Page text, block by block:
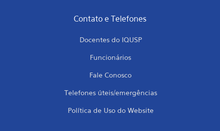
Contato e Telefones
Docentes do IQUSP
Funcionários
Fale Conosco
Telefones úteis/emergências
Política de Uso do Website